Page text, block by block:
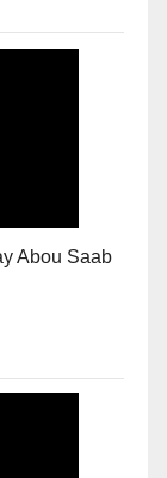
Abou Saab